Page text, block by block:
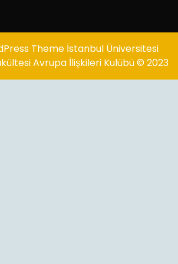
Theme İstanbul Üniversitesi
Avrupa İlişkileri Kulübü © 2023